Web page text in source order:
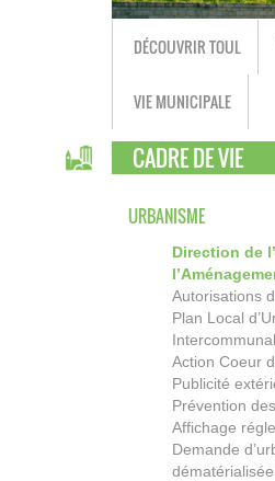
DÉCOUVRIR TOUL
VIE MUNICIPALE
CADRE DE VIE
URBANISME
Direction de
Autorisations
Plan Local
Action Coeur
Publicité
Prévention
Affichage
Demande
dématérialisée